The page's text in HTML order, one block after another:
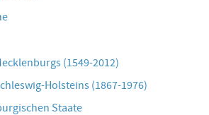
(1549-2012)
Holsteins (1867-1976)
Staate